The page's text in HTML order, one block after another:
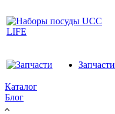
Запчасти
Каталог
Блог